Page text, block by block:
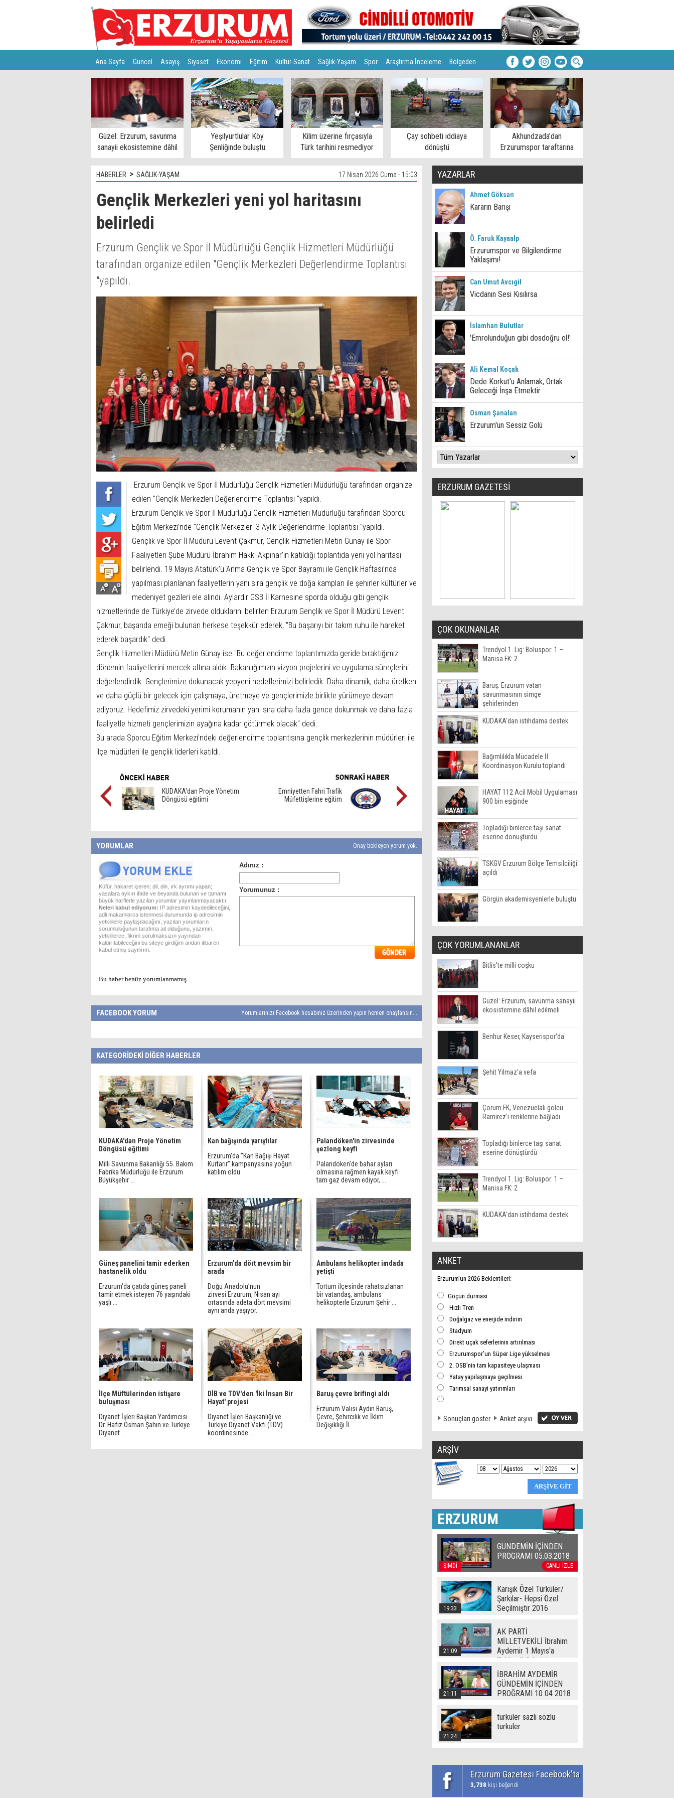
Ana Sayfa Guncel Asayiş Siyaset Ekonomi Eğitim Kültür-Sanat Sağlık-Yaşam Spor Araştırma İnceleme Bölgeden
Teknoloji
Güzel: Erzurum, savunma
sanayii ekosistemine dâhil
edilmeli
Yeşilyurtlular Köy
Şenliğinde buluştu
Kilim üzerine fırçasıyla
Türk tarihini resmediyor
Çay sohbeti iddiaya
dönüştü
Akhundzada’dan
Erzurumspor taraftarına
mesaj
HABERLER > SAĞLIK-YAŞAM 17 Nisan 2026 Cuma - 15:03
Gençlik Merkezleri yeni yol haritasını
belirledi
Erzurum Gençlik ve Spor İl Müdürlüğü Gençlik Hizmetleri Müdürlüğü
tarafından organize edilen "Gençlik Merkezleri Değerlendirme Toplantısı
"yapıldı.
Erzurum Gençlik ve Spor İl Müdürlüğü Gençlik Hizmetleri Müdürlüğü tarafından organize
edilen "Gençlik Merkezleri Değerlendirme Toplantısı "yapıldı.
Erzurum Gençlik ve Spor İl Müdürlüğü Gençlik Hizmetleri Müdürlüğü tarafından Sporcu
Eğitim Merkezi’nde "Gençlik Merkezleri 3 Aylık Değerlendirme Toplantısı "yapıldı.
Gençlik ve Spor İl Müdürü Levent Çakmur, Gençlik Hizmetleri Metin Günay ile Spor
Faaliyetleri Şube Müdürü İbrahim Hakkı Akpınar’ın katıldığı toplantıda yeni yol haritası
belirlendi. 19 Mayıs Atatürk’ü Anma Gençlik ve Spor Bayramı ile Gençlik Haftası’nda
yapılması planlanan faaliyetlerin yanı sıra gençlik ve doğa kampları ile şehirler kültürler ve
medeniyet gezileri ele alındı. Aylardır GSB İl Karnesine sporda olduğu gibi gençlik
hizmetlerinde de Türkiye’de zirvede olduklarını belirten Erzurum Gençlik ve Spor İl Müdürü Levent
Çakmur, başarıda emeği bulunan herkese teşekkür ederek, "Bu başarıyı bir takım ruhu ile hareket
ederek başardık" dedi.
Gençlik Hizmetleri Müdürü Metin Günay ise "Bu değerlendirme toplantımızda geride bıraktığımız
dönemin faaliyetlerini mercek altına aldık. Bakanlığımızın vizyon projelerini ve uygulama süreçlerini
değerlendirdik. Gençlerimize dokunacak yepyeni hedeflerimizi belirledik. Daha dinamik, daha üretken
ve daha güçlü bir gelecek için çalışmaya, üretmeye ve gençlerimizle birlikte yürümeye devam
ediyoruz. Hedefimiz zirvedeki yerimi korumanın yanı sıra daha fazla gence dokunmak ve daha fazla
faaliyetle hizmeti gençlerimizin ayağına kadar götürmek olacak" dedi.
Bu arada Sporcu Eğitim Merkezi’ndeki değerlendirme toplantısına gençlik merkezlerinin müdürleri ile
ilçe müdürleri ile gençlik liderleri katıldı.
KUDAKA'dan Proje Yönetim
Döngüsü eğitimi
Emniyetten Fahri Trafik
Müfettişlerine eğitim
YORUMLAR Onay bekleyen yorum yok.
Küfür, hakaret içeren; dil, din, ırk ayrımı yapan;
yasalara aykırı ifade ve beyanda bulunan ve tamamı
büyük harflerle yazılan yorumlar yayınlanmayacaktır.
Neleri kabul ediyorum: IP adresimin kaydedileceğini,
adli makamlarca istenmesi durumunda ip adresimin
yetkililerle paylaşılacağını, yazılan yorumların
sorumluluğunun tarafıma ait olduğunu, yazımın,
yetkililerce, fikrim sorulmaksızın yayından
kaldırılabileceğini bu siteye girdiğim andan itibaren
kabul etmiş sayılırım.
Bu haber henüz yorumlanmamış...
FACEBOOK YORUM Yorumlarınızı Facebook hesabınız üzerinden yapın hemen onaylansın...
KATEGORİDEKİ DİĞER HABERLER
KUDAKA'dan Proje Yönetim
Döngüsü eğitimi
Milli Savunma Bakanlığı 55. Bakım
Fabrika Müdürlüğü ile Erzurum
Büyükşehir ...
Kan bağışında yarıştılar
Erzurum'da "Kan Bağışı Hayat
Kurtarır" kampanyasına yoğun
katılım oldu
Palandöken'in zirvesinde
şezlong keyfi
Palandöken'de bahar ayları
olmasına rağmen kayak keyfi
tam gaz devam ediyor, ...
Güneş panelini tamir ederken
hastanelik oldu
Erzurum'da çatıda güneş paneli
tamir etmek isteyen 76 yaşındaki
yaşlı ...
Erzurum’da dört mevsim bir
arada
Doğu Anadolu’nun
zirvesi Erzurum, Nisan ayı
ortasında adeta dört mevsimi
aynı anda yaşıyor.
Ambulans helikopter imdada
yetişti
Tortum ilçesinde rahatsızlanan
bir vatandaş, ambulans
helikopterle Erzurum Şehir ...
İlçe Müftülerinden istişare
buluşması
Diyanet İşleri Başkan Yardımcısı
Dr. Hafız Osman Şahin ve Türkiye
Diyanet ...
DİB ve TDV'den 'İki İnsan Bir
Hayat' projesi
Diyanet İşleri Başkanlığı ve
Türkiye Diyanet Vakfı (TDV)
koordinesinde ...
Baruş çevre brifingi aldı
Erzurum Valisi Aydın Baruş,
Çevre, Şehircilik ve İklim
Değişikliği İl ...
YAZARLAR
Ahmet Göksan
Kararın Barışı
Ö. Faruk Kayaalp
Erzurumspor ve Bilgilendirme
Yaklaşımı!
Can Umut Avcıgil
Vicdanın Sesi Kısılırsa
İslamhan Bulutlar
'Emrolunduğun gibi dosdoğru ol!'
Ali Kemal Koçak
Dede Korkut'u Anlamak, Ortak
Geleceği İnşa Etmektir
Osman Şanalan
Erzurum'un Sessiz Golü
ERZURUM GAZETESİ
ÇOK OKUNANLAR
Trendyol 1. Lig: Boluspor: 1 –
Manisa FK: 2
Baruş: Erzurum vatan
savunmasının simge
şehirlerinden
KUDAKA'dan istihdama destek
Bağımlılıkla Mücadele İl
Koordinasyon Kurulu toplandı
HAYAT 112 Acil Mobil Uygulaması
900 bin eşiğinde
Topladığı binlerce taşı sanat
eserine dönüştürdü
TSKGV Erzurum Bölge Temsilciliği
açıldı
Görgün akademisyenlerle buluştu
ÇOK YORUMLANANLAR
Bitlis'te milli coşku
Güzel: Erzurum, savunma sanayii
ekosistemine dâhil edilmeli
Benhur Keser, Kayserispor'da
Şehit Yılmaz'a vefa
Çorum FK, Venezuelalı golcü
Ramirez'i renklerine bağladı
Topladığı binlerce taşı sanat
eserine dönüştürdü
Trendyol 1. Lig: Boluspor: 1 –
Manisa FK: 2
KUDAKA'dan istihdama destek
ANKET
Erzurum’un 2026 Beklentileri:
Göçün durması
Hızlı Tren
Doğalgaz ve enerjide indirim
Stadyum
Direkt uçak seferlerinin artırılması
Erzurumspor’un Süper Lige yükselmesi
2. OSB’nin tam kapasiteye ulaşması
Yatay yapılaşmaya geçilmesi
Tarımsal sanayi yatırımları
Sonuçları göster Anket arşivi
ARŞİV
ERZURUM
ŞİMDİ CANLI İZLE
GÜNDEMİN İÇİNDEN
PROGRAMI 05.03.2018
19:33
Karışık Özel Türküler/
Şarkılar- Hepsi Özel
Seçilmiştir 2016
21:09
AK PARTİ
MİLLETVEKİLİ İbrahim
Aydemir 1 Mayıs'a
ilişkin görüşlerini
Erzurum Gazetesi'ne
açıkladı
21:11
İBRAHİM AYDEMİR
GÜNDEMİN İÇİNDEN
PROĞRAMI 10 04 2018
21:24
turkuler sazli sozlu
turkuler
Erzurum Gazetesi Facebook'ta
3,738 kişi beğendi